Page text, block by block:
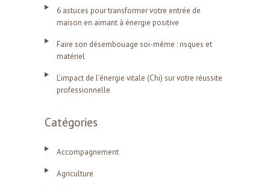
6 astuces pour transformer votre entrée de
maison en aimant à énergie positive
Faire son désembouage soi-même : risques et
matériel
L’impact de l’énergie vitale (Chi) sur votre réussite
professionnelle
Catégories
Accompagnement
Agriculture